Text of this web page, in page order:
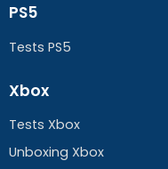
PS5
Tests PS5
Xbox
Tests Xbox
Unboxing Xbox